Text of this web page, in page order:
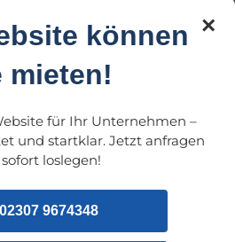
vergleichen
zu finden, lohnt sich ein
und transparente Angebote.
Umzüge an, auch
Firmenumzugins Ausland.
×
können
mieten!
für Ihr Unternehmen –
und startklar. Jetzt anfragen
loslegen!
02307 9674348